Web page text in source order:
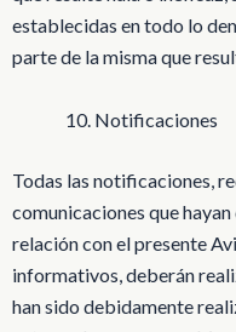
establecidas en todo lo
parte de la misma que
Notificaciones
Todas las notificaciones,
comunicaciones que
relación con el presente
informativos, deberán
han sido debidamente